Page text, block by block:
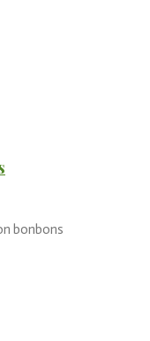
bonbons